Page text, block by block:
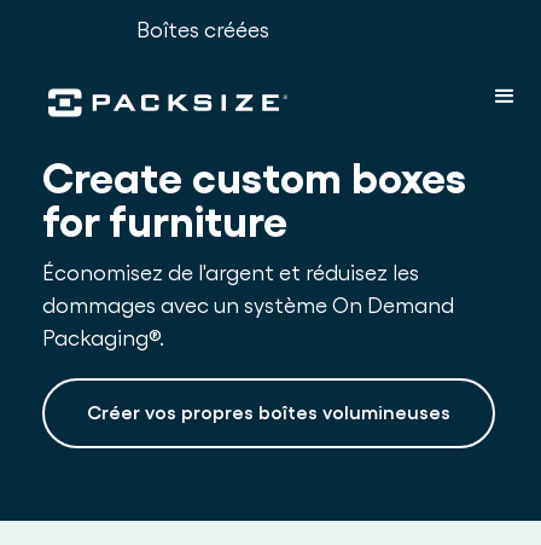
Boîtes créées
Create custom boxes
for furniture
Économisez de l'argent et réduisez les
dommages avec un système On Demand
Packaging®.
Créer vos propres boîtes volumineuses